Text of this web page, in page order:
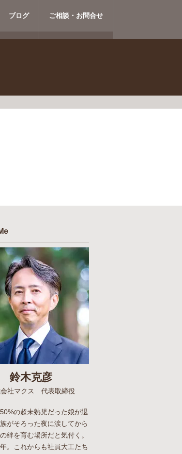
ブログ ご相談・お問合せ
鈴木克彦
社マクス 代表取締役
の超未熟児だった娘が退
がそろった夜に涙してから
絆を育む場所だと気付く。
。これからも社員大工たち